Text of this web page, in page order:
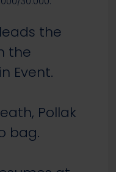
the
the
Event.
Pollak
bag.